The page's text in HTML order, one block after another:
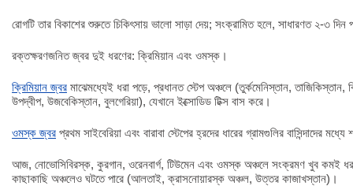
রোগটি তার বিকাশের শুরুতে চিকিৎসায় ভালো সাড়া দেয়; সংক্রামিত হলে, সাধারণত ২-৩ দিন
রক্তক্ষরণজনিত জ্বর দুই ধরণের: ক্রিমিয়ান এবং ওমস্ক।
ক্রিমিয়ান জ্বর মাঝেমধ্যেই ধরা পড়ে, প্রধানত স্টেপ অঞ্চলে (তুর্কমেনিস্তান, তাজিকিস্তান,
উপদ্বীপ, উজবেকিস্তান, বুলগেরিয়া), যেখানে ইক্সোডিড টিক্স বাস করে।
ওমস্ক জ্বর প্রথম সাইবেরিয়া এবং বারাবা স্টেপের হ্রদের ধারের গ্রামগুলির বাসিন্দাদের
আজ, নোভোসিবিরস্ক, কুরগান, ওরেনবার্গ, টিউমেন এবং ওমস্ক অঞ্চলে সংক্রমণ খুব কমই
কাছাকাছি অঞ্চলেও ঘটতে পারে (আলতাই, ক্রাসনোয়ারস্ক অঞ্চল, উত্তর কাজাখস্তান)।